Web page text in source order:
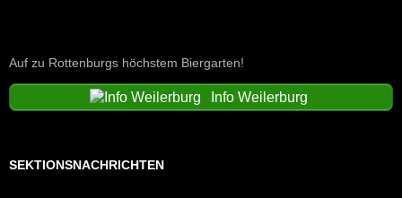
Auf zu Rottenburgs höchstem Biergarten!
Info Weilerburg
SEKTIONSNACHRICHTEN